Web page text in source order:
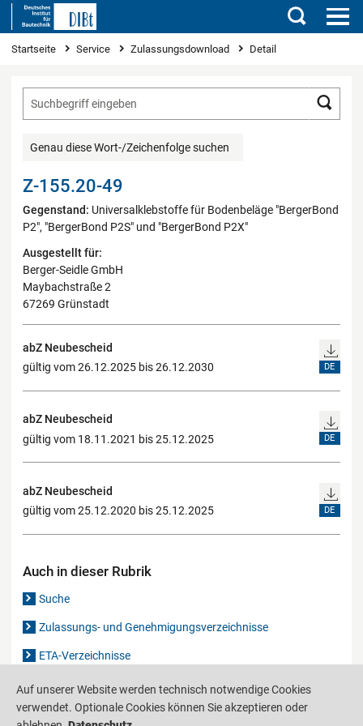
Suchen
Sie sind hier
Startseite Service Zulassungsdownload Detail
Genau diese Wort-/Zeichenfolge suchen
Z-155.20-49
Gegenstand: Universalklebstoffe für Bodenbeläge "BergerBond
P2", "BergerBond P2S" und "BergerBond P2X"
Ausgestellt für:
Berger-Seidle GmbH
Maybachstraße 2
67269 Grünstadt
abZ Neubescheid
gültig vom 26.12.2025 bis 26.12.2030
DE
abZ Neubescheid
gültig vom 18.11.2021 bis 25.12.2025
DE
abZ Neubescheid
gültig vom 25.12.2020 bis 25.12.2025
DE
Auch in dieser Rubrik
Suche
Zulassungs- und Genehmigungsverzeichnisse
ETA-Verzeichnisse
Gutachten-Verzeichnis
Auf unserer Website werden technisch notwendige Cookies
verwendet. Optionale Cookies können Sie akzeptieren oder